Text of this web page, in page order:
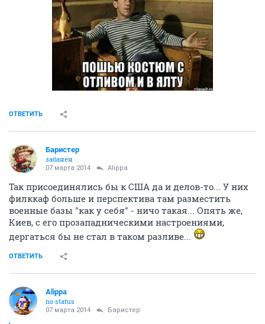
ОТВЕТИТЬ
Баристер
забанен
07 марта 2014 Alippa
Так присоединялись бы к США да и делов-то... У них
филккаф больше и перспектива там разместить
военные базы "как у себя" - ничо такая... Опять же,
Киев, с его прозападническими настроениями,
дергаться бы не стал в таком разливе...
ОТВЕТИТЬ
Alippa
no status
07 марта 2014 Баристер